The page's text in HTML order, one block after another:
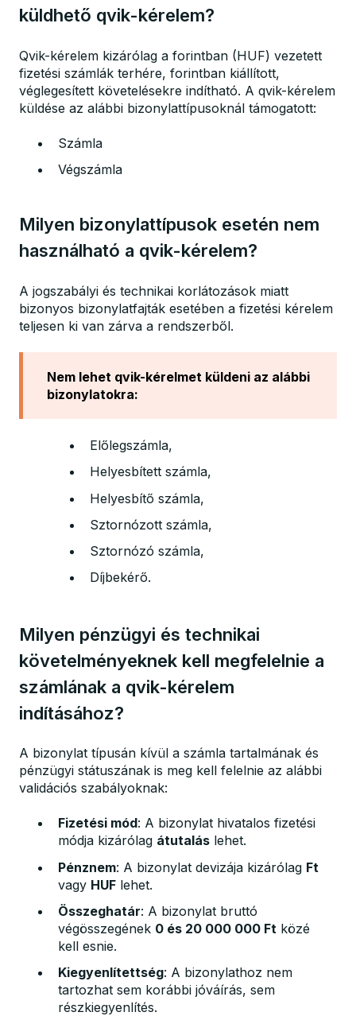
küldhető qvik-kérelem?
Qvik-kérelem kizárólag a forintban (HUF) vezetett
fizetési számlák terhére, forintban kiállított,
véglegesített követelésekre indítható. A qvik-kérelem
küldése az alábbi bizonylattípusoknál támogatott:
Számla
Végszámla
Milyen bizonylattípusok esetén nem
használható a qvik-kérelem?
A jogszabályi és technikai korlátozások miatt
bizonyos bizonylatfajták esetében a fizetési kérelem
teljesen ki van zárva a rendszerből.
Nem lehet qvik-kérelmet küldeni az alábbi
bizonylatokra:
Előlegszámla,
Helyesbített számla,
Helyesbítő számla,
Sztornózott számla,
Sztornózó számla,
Díjbekérő.
Milyen pénzügyi és technikai
követelményeknek kell megfelelnie a
számlának a qvik-kérelem
indításához?
A bizonylat típusán kívül a számla tartalmának és
pénzügyi státuszának is meg kell felelnie az alábbi
validációs szabályoknak:
Fizetési mód: A bizonylat hivatalos fizetési
módja kizárólag átutalás lehet.
Pénznem: A bizonylat devizája kizárólag Ft
vagy HUF lehet.
Összeghatár: A bizonylat bruttó
végösszegének 0 és 20 000 000 Ft közé
kell esnie.
Kiegyenlítettség: A bizonylathoz nem
tartozhat sem korábbi jóváírás, sem
részkiegyenlítés.